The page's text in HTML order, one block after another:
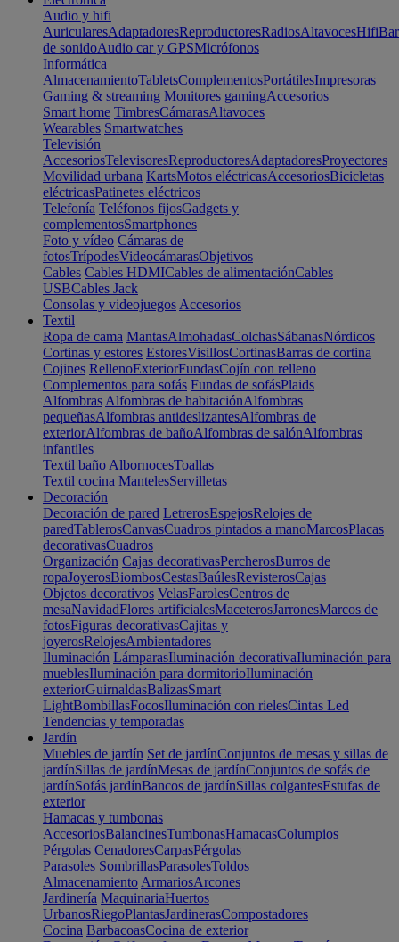
Audio y hifi
AuricularesAdaptadoresReproductoresRadiosAltavocesHifi
de sonidoAudio car y GPSMicrófonos
Informática
AlmacenamientoTabletsComplementosPortátilesImpresoras
Gaming & streaming Monitores gamingAccesorios
Smart home TimbresCámarasAltavoces
Wearables Smartwatches
Televisión
AccesoriosTelevisoresReproductoresAdaptadoresProyectores
Movilidad urbana KartsMotos eléctricasAccesoriosBicicletas
eléctricasPatinetes eléctricos
Telefonía Teléfonos fijosGadgets y
complementosSmartphones
Foto y vídeo Cámaras de
fotosTrípodesVideocámarasObjetivos
Cables Cables HDMICables de alimentaciónCables
USBCables Jack
Consolas y videojuegos Accesorios
Textil
Ropa de cama MantasAlmohadasColchasSábanasNórdicos
Cortinas y estores EstoresVisillosCortinasBarras de cortina
Cojines RellenoExteriorFundasCojín con relleno
Complementos para sofás Fundas de sofásPlaids
Alfombras Alfombras de habitaciónAlfombras
pequeñasAlfombras antideslizantesAlfombras de
exteriorAlfombras de bañoAlfombras de salónAlfombras
infantiles
Textil baño AlbornocesToallas
Textil cocina MantelesServilletas
Decoración
Decoración de pared LetrerosEspejosRelojes de
paredTablerosCanvasCuadros pintados a manoMarcosPlacas
decorativasCuadros
Organización Cajas decorativasPercherosBurros de
ropaJoyerosBiombosCestasBaúlesRevisterosCajas
Objetos decorativos VelasFarolesCentros de
mesaNavidadFlores artificialesMaceterosJarronesMarcos de
fotosFiguras decorativasCajitas y
joyerosRelojesAmbientadores
Iluminación LámparasIluminación decorativaIluminación para
mueblesIluminación para dormitorioIluminación
exteriorGuirnaldasBalizasSmart
LightBombillasFocosIluminación con rielesCintas Led
Tendencias y temporadas
Jardín
Muebles de jardín Set de jardínConjuntos de mesas y sillas de
jardínSillas de jardínMesas de jardínConjuntos de sofás de
jardínSofás jardínBancos de jardínSillas colgantesEstufas de
exterior
Hamacas y tumbonas
AccesoriosBalancinesTumbonasHamacasColumpios
Pérgolas CenadoresCarpasPérgolas
Parasoles SombrillasParasolesToldos
Almacenamiento ArmariosArcones
Jardinería MaquinariaHuertos
UrbanosRiegoPlantasJardinerasCompostadores
Cocina BarbacoasCocina de exterior